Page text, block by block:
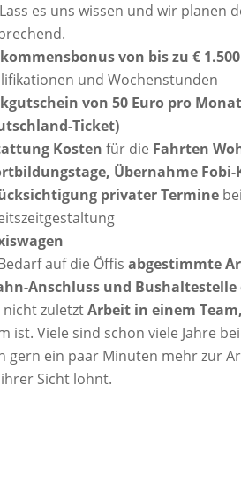
es uns wissen und wir planen
von bis zu € 1.500
und Wochenstunden
von 50 Euro pro
Ticket)
Kosten für die Fahrten
Übernahme Fobi-
privater Termine
auf die Öffis abgestimmte
Anschluss und
nicht zuletztArbeit in einem Team,
ist. Viele sind schon viele Jahre
gern ein paar Minuten mehr zur
Sicht lohnt.